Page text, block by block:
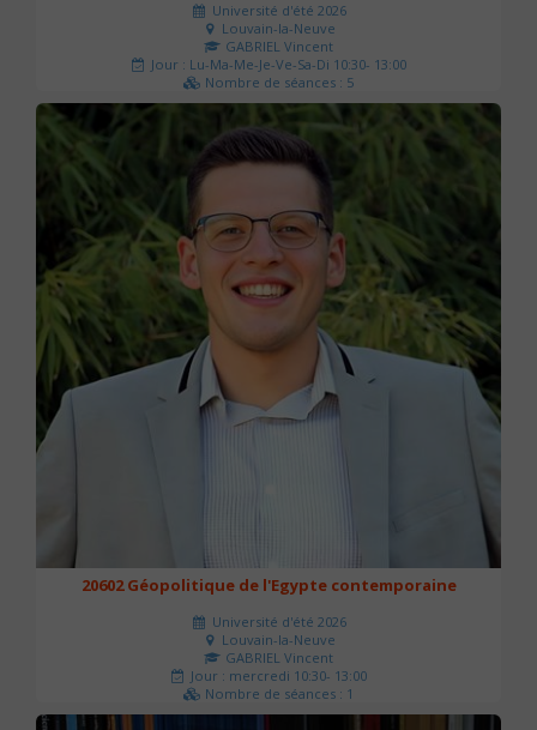
Université d'été 2026
Louvain-la-Neuve
GABRIEL Vincent
Jour : Lu-Ma-Me-Je-Ve-Sa-Di 10:30- 13:00
Nombre de séances : 5
120 €
20602 Géopolitique de l'Egypte contemporaine
Université d'été 2026
Louvain-la-Neuve
GABRIEL Vincent
Jour : mercredi 10:30- 13:00
Nombre de séances : 1
21 €